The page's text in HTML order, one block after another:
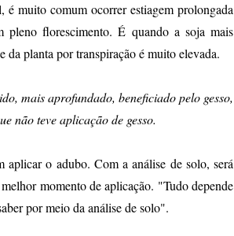
muito comum ocorrer estiagem prolongada
florescimento. É quando a soja mais
da planta por transpiração é muito elevada.
mais aprofundado, beneficiado pelo gesso,
não teve aplicação de gesso.
o adubo. Com a análise de solo, será
momento de aplicação. "Tudo depende
por meio da análise de solo".